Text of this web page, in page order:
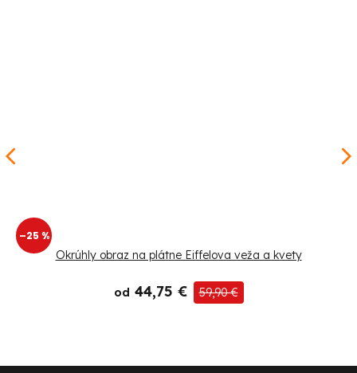
–25 %
Okrúhly obraz na plátne Eiffelova veža a kvety
od 44,75 € 59,90 €